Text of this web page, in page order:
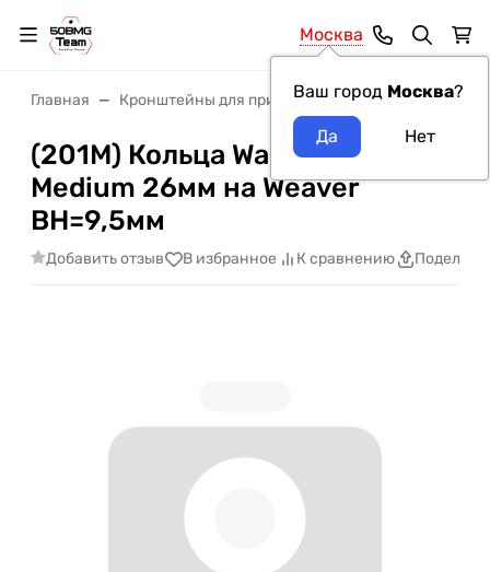
Москва
Ваш город Москва?
Главная Кронштейны для прицелов Кронштейны
(201M) Кольца Warne MAXIMA
Medium 26мм на Weaver
ВН=9,5мм
Добавить отзыв В избранное К сравнению